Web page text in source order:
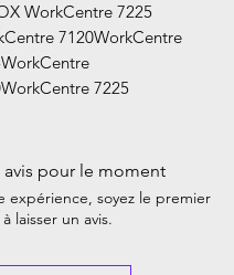
WorkCentre 7225
7120WorkCentre
7225
avis pour le moment
expérience, soyez le premier
à laisser un avis.